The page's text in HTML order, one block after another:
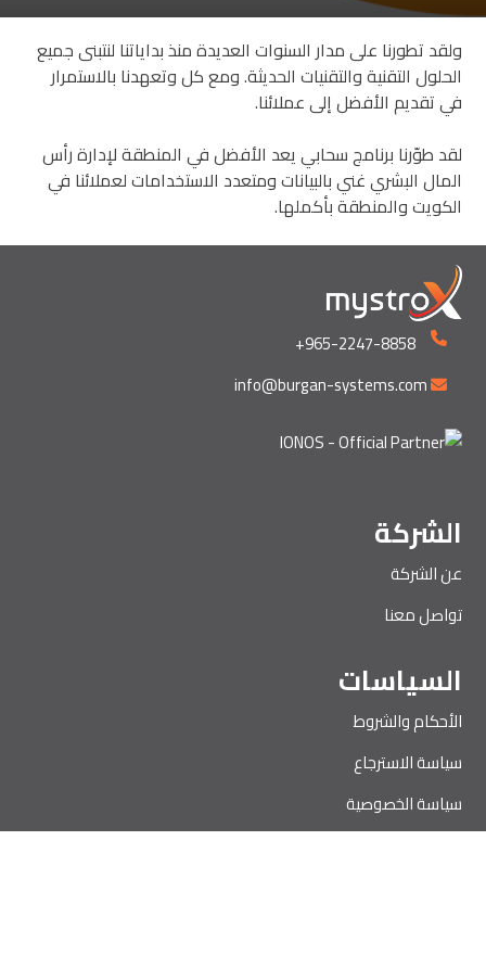
ولقد تطورنا على مدار السنوات العديدة منذ بداياتنا لنتبنى جميع
الحلول التقنية والتقنيات الحديثة. ومع كل وتعهدنا بالاستمرار
في تقديم الأفضل إلى عملائنا.
لقد طوّرنا برنامج سحابي يعد الأفضل في المنطقة لإدارة رأس
المال البشري غني بالبيانات ومتعدد الاستخدامات لعملائنا في
الكويت والمنطقة بأكملها.
+965-2247-8858
info@burgan-systems.com
الشركة
عن الشركة
تواصل معنا
السياسات
الأحكام والشروط
سياسة الاسترجاع
سياسة الخصوصية